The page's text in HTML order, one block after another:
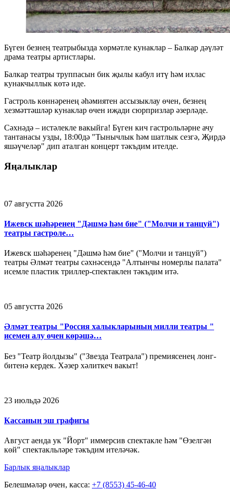
Бүген безнең театрыбызда хөрмәтле кунаклар – Балкар дәүләт
драма театры артистлары.
Балкар театры труппасын бик җылы кабул итү һәм ихлас
кунакчыллык көтә иде.
Гастроль көннәренең әһәмиятен ассызыклау өчен, безнең
хезмәттәшләр кунаклар өчен иҗади сюрпризлар әзерләде.
Сәхнәдә – истәлекле вакыйга! Бүген кич гастрольләрне ачу
тантанасы узды, 18:00дә "Тынычлык һәм шатлык сезгә, Җирдә
яшәүчеләр" дип аталган концерт тәкъдим ителде.
Яңалыклар
07 августта 2026
Ижевск шәһәренең "Дәшмә һәм бие" ("Молчи и танцуй")
театры гастроле…
Ижевск шәһәренең "Дәшмә һәм бие" ("Молчи и танцуй")
театры Әлмәт театры сәхнәсендә "Алтынчы номерлы палата"
исемле пластик триллер-спектаклен тәкъдим итә.
05 августта 2026
Әлмәт театры "Россия халыкларының милли театры "
исемен алу өчен көрәшә…
Без "Театр йолдызы" ("Звезда Театрала") премиясенең лонг-
битенә кердек. Хәзер хәлиткеч вакыт!
23 июльдә 2026
Кассаның эш графигы
Август аенда ук "Йорт" иммерсив спектакле һәм "Өзелгән
көй" спектакльләре тәкъдим ителәчәк.
Барлык яңалыклар
Белешмәләр өчен, касса: +7 (8553) 45-46-40